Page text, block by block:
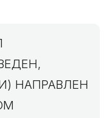
НАПРАВЛЕН